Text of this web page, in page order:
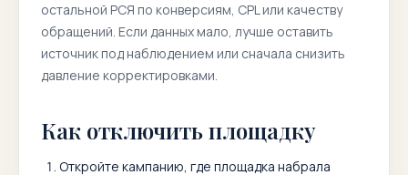
остальной РСЯ по конверсиям, CPL или качеству
обращений. Если данных мало, лучше оставить
источник под наблюдением или сначала снизить
давление корректировками.
Как отключить площадку
Откройте кампанию, где площадка набрала